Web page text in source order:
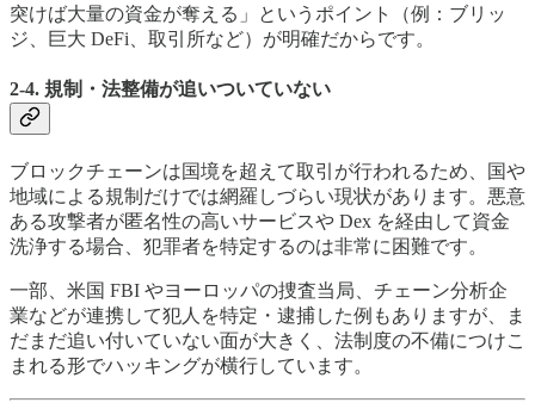
突けば大量の資金が奪える」というポイント（例：ブリッ
ジ、巨大 DeFi、取引所など）が明確だからです。
2-4. 規制・法整備が追いついていない
ブロックチェーンは国境を超えて取引が行われるため、国や
地域による規制だけでは網羅しづらい現状があります。悪意
ある攻撃者が匿名性の高いサービスや Dex を経由して資金
洗浄する場合、犯罪者を特定するのは非常に困難です。
一部、米国 FBI やヨーロッパの捜査当局、チェーン分析企
業などが連携して犯人を特定・逮捕した例もありますが、ま
だまだ追い付いていない面が大きく、法制度の不備につけこ
まれる形でハッキングが横行しています。